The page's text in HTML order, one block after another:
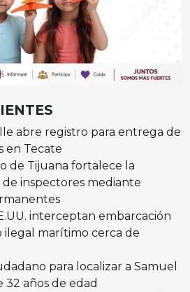
abre registro para entrega de
en Tecate
de Tijuana fortalece la
inspectores mediante
interceptan embarcación
ilegal marítimo cerca de
para localizar a Samuel
32 años de edad